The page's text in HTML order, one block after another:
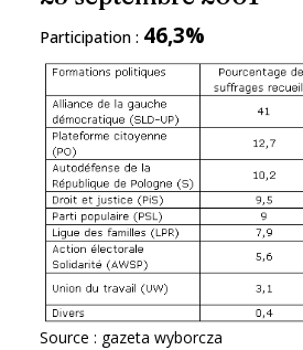
Participation : 46,3%
Source : gazeta wyborcza